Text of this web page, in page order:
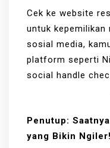
Cek ke website
untuk kepemilikan
sosial media,
platform seperti
social handle
Penutup:
yang Bikin Ngiler!